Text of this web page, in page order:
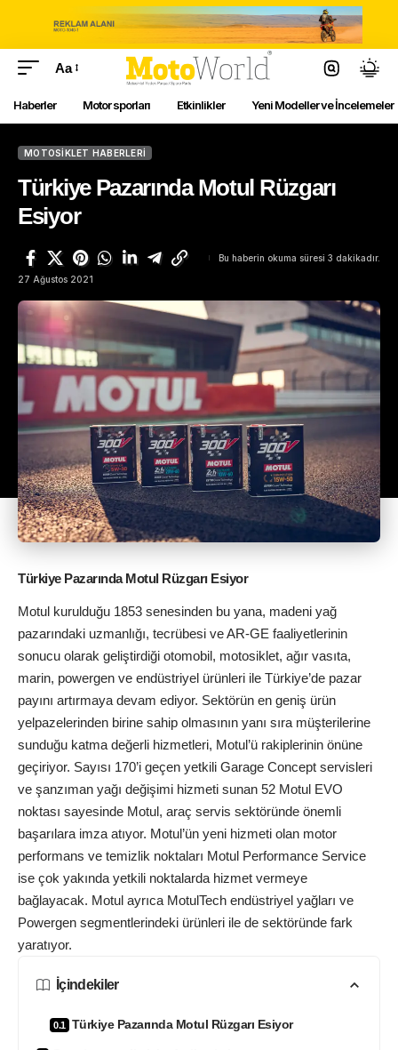
Aa
Haberler Motor sporları Etkinlikler Yeni Modeller ve İncelemeler
MOTOSIKLET HABERLERI
Türkiye Pazarında Motul Rüzgarı
Esiyor
27 Ağustos 2021
Bu haberin okuma süresi 3 dakikadır.
Türkiye Pazarında Motul Rüzgarı Esiyor
Motul kurulduğu 1853 senesinden bu yana, madeni yağ
pazarındaki uzmanlığı, tecrübesi ve AR-GE faaliyetlerinin
sonucu olarak geliştirdiği otomobil, motosiklet, ağır vasıta,
marin, powergen ve endüstriyel ürünleri ile Türkiye’de pazar
payını artırmaya devam ediyor. Sektörün en geniş ürün
yelpazelerinden birine sahip olmasının yanı sıra müşterilerine
sunduğu katma değerli hizmetleri, Motul’ü rakiplerinin önüne
geçiriyor. Sayısı 170’i geçen yetkili Garage Concept servisleri
ve şanzıman yağı değişimi hizmeti sunan 52 Motul EVO
noktası sayesinde Motul, araç servis sektöründe önemli
başarılara imza atıyor. Motul’ün yeni hizmeti olan motor
performans ve temizlik noktaları Motul Performance Service
ise çok yakında yetkili noktalarda hizmet vermeye
bağlayacak. Motul ayrıca MotulTech endüstriyel yağları ve
Powergen segmentlerindeki ürünleri ile de sektöründe fark
yaratıyor.
İçindekiler
Türkiye Pazarında Motul Rüzgarı Esiyor